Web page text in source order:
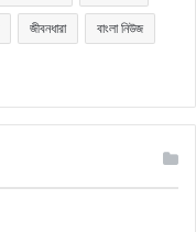
জীবনধারা বাংলা নিউজ